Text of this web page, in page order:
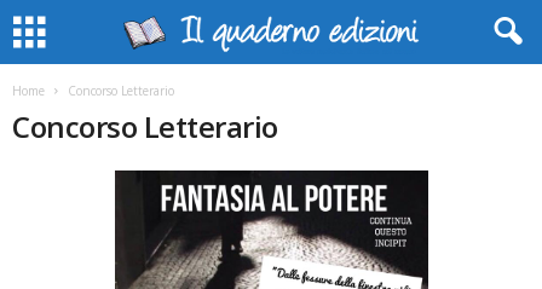
Home Concorso Letterario
Concorso Letterario